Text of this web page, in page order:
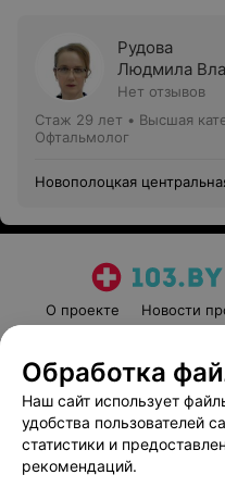
Рудова
Людмила
Нет отзывов
Стаж 29 лет • Высшая
Офтальмолог
Новополоцкая
О проекте Новости
Пользовательское
Написать
Обработка
Наш сайт использует
удобства пользователей
статистики и
рекомендаций.